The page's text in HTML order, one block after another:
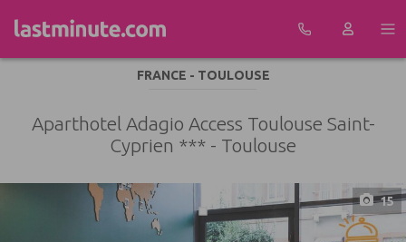
FRANCE - TOULOUSE
Aparthotel Adagio Access Toulouse Saint-
Cyprien *** - Toulouse
15